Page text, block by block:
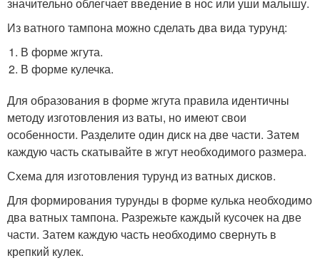
Из ватного тампона можно сделать два вида турунд:
В форме жгута.
В форме кулечка.
Для образования в форме жгута правила идентичны
методу изготовления из ваты, но имеют свои
особенности. Разделите один диск на две части. Затем
каждую часть скатывайте в жгут необходимого размера.
Схема для изготовления турунд из ватных дисков.
Для формирования турунды в форме кулька необходимо
два ватных тампона. Разрежьте каждый кусочек на две
части. Затем каждую часть необходимо свернуть в
крепкий кулек.